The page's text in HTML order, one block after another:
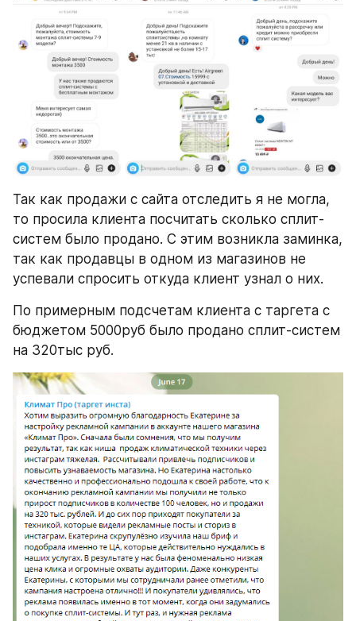
Так как продажи с сайта отследить я не могла,
то просила клиента посчитать сколько сплит-
систем было продано. С этим возникла заминка,
так как продавцы в одном из магазинов не
успевали спросить откуда клиент узнал о них.
По примерным подсчетам клиента с таргета с
бюджетом 5000руб было продано сплит-систем
на 320тыс руб.